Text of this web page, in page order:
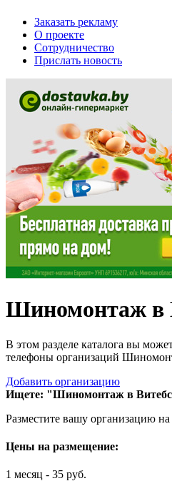
Заказать рекламу
О проекте
Сотрудничество
Прислать новость
Шиномонтаж в
В этом разделе каталога вы
телефоны организаций
Добавить организацию
Ищете: "Шиномонтаж в
Разместите вашу организацию на
Цены на размещение:
1 месяц - 35 руб.